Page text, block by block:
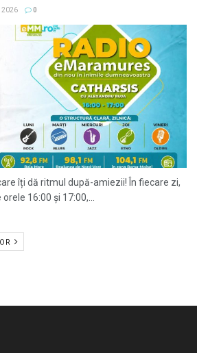
2026 0
îți dă ritmul după-amiezii! În fiecare zi,
16:00 și 17:00,...